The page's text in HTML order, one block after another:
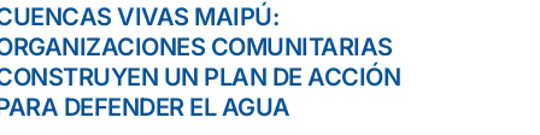
VIVAS MAIPÚ:
COMUNITARIAS
UN PLAN DE ACCIÓN
DEFENDER EL AGUA